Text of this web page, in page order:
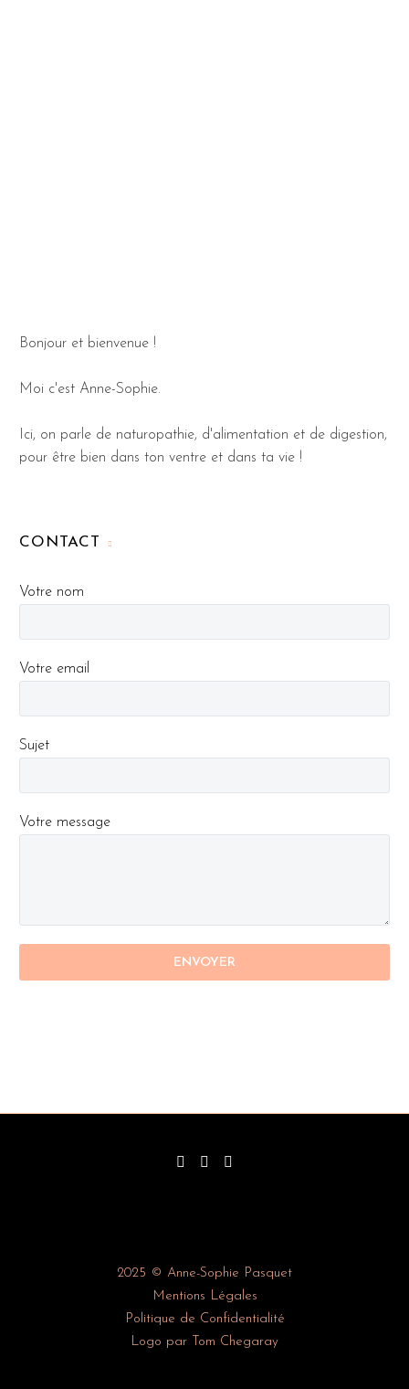
Bonjour et bienvenue !
Moi c'est Anne-Sophie.
Ici, on parle de naturopathie, d'alimentation et de digestion,
pour être bien dans ton ventre et dans ta vie !
CONTACT
Votre nom
Votre email
Sujet
Votre message
2025 © Anne-Sophie Pasquet
Mentions Légales
Politique de Confidentialité
Logo par Tom Chegaray